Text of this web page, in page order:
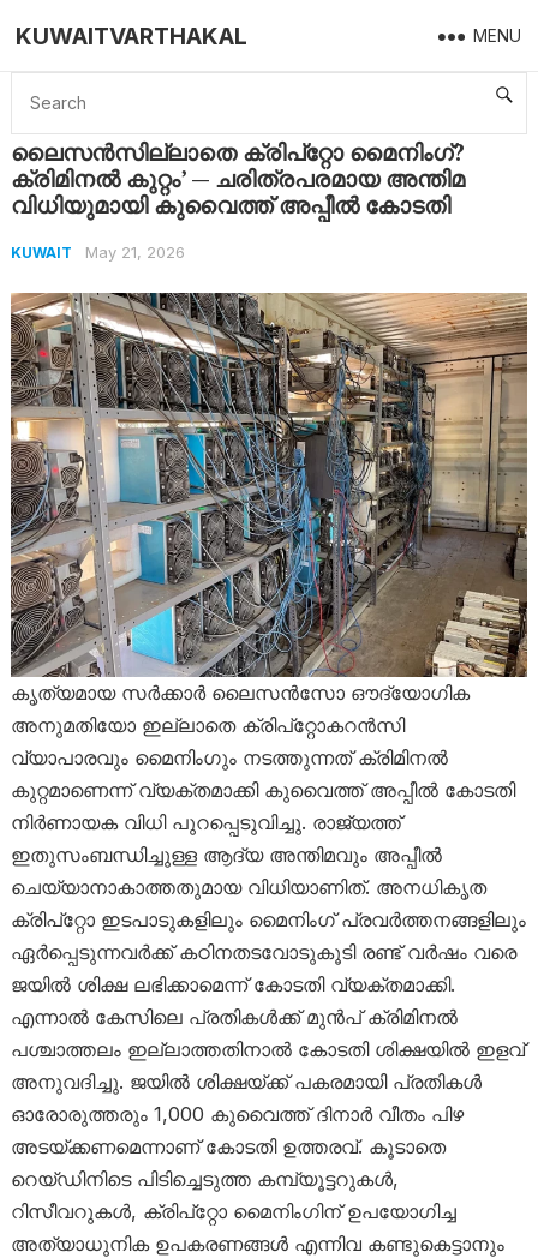
KUWAITVARTHAKAL MENU
Home Kuwait ലൈസൻസില്ലാതെ ക്രിപ്‌റ്റോ മൈനിംഗ്? ക്രിമിനൽ കുറ്റം’ — ചരിത്രപരമായ അന്തിമ വിധിയുമായി കുവൈത്ത് അപ്പീൽ കോടതി
ലൈസൻസില്ലാതെ ക്രിപ്‌റ്റോ മൈനിംഗ്?
ക്രിമിനൽ കുറ്റം’ — ചരിത്രപരമായ അന്തിമ
വിധിയുമായി കുവൈത്ത് അപ്പീൽ കോടതി
KUWAIT May 21, 2026
കൃത്യമായ സർക്കാർ ലൈസൻസോ ഔദ്യോഗിക
അനുമതിയോ ഇല്ലാതെ ക്രിപ്‌റ്റോകറൻസി
വ്യാപാരവും മൈനിംഗും നടത്തുന്നത് ക്രിമിനൽ
കുറ്റമാണെന്ന് വ്യക്തമാക്കി കുവൈത്ത് അപ്പീൽ കോടതി
നിർണായക വിധി പുറപ്പെടുവിച്ചു. രാജ്യത്ത്
ഇതുസംബന്ധിച്ചുള്ള ആദ്യ അന്തിമവും അപ്പീൽ
ചെയ്യാനാകാത്തതുമായ വിധിയാണിത്. അനധികൃത
ക്രിപ്‌റ്റോ ഇടപാടുകളിലും മൈനിംഗ് പ്രവർത്തനങ്ങളിലും
ഏർപ്പെടുന്നവർക്ക് കഠിനതടവോടുകൂടി രണ്ട് വർഷം വരെ
ജയിൽ ശിക്ഷ ലഭിക്കാമെന്ന് കോടതി വ്യക്തമാക്കി.
എന്നാൽ കേസിലെ പ്രതികൾക്ക് മുൻപ് ക്രിമിനൽ
പശ്ചാത്തലം ഇല്ലാത്തതിനാൽ കോടതി ശിക്ഷയിൽ ഇളവ്
അനുവദിച്ചു. ജയിൽ ശിക്ഷയ്ക്ക് പകരമായി പ്രതികൾ
ഓരോരുത്തരും 1,000 കുവൈത്ത് ദിനാർ വീതം പിഴ
അടയ്ക്കണമെന്നാണ് കോടതി ഉത്തരവ്. കൂടാതെ
റെയ്ഡിനിടെ പിടിച്ചെടുത്ത കമ്പ്യൂട്ടറുകൾ,
റിസീവറുകൾ, ക്രിപ്‌റ്റോ മൈനിംഗിന് ഉപയോഗിച്ച
അത്യാധുനിക ഉപകരണങ്ങൾ എന്നിവ കണ്ടുകെട്ടാനും